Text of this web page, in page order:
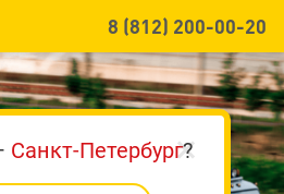
8 (812) 200-00-20
Санкт-Петербург?